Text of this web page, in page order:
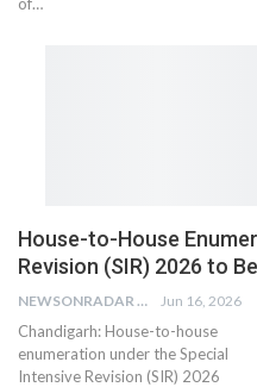
of…
House-to-House
Revision (SIR) 2026 to
NEWSONRADAR BUREAU Jun 16, 2026
Chandigarh: House-to-house
enumeration under the Special
Intensive Revision (SIR) 2026